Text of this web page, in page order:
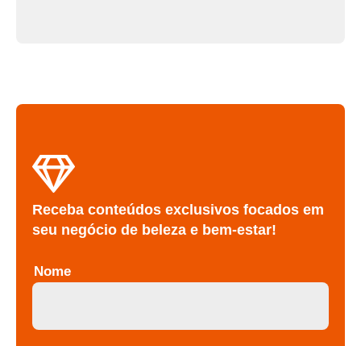
Receba conteúdos exclusivos focados em
seu negócio de beleza e bem-estar!
Nome